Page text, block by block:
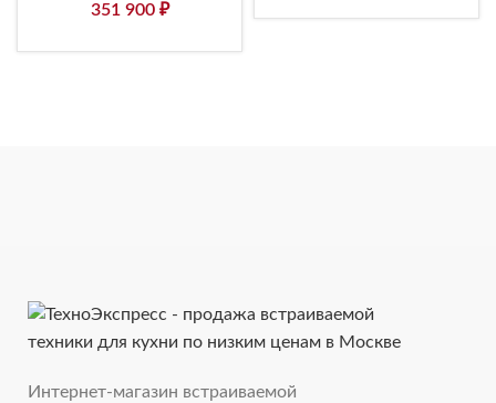
351 900 ₽
Интернет-магазин встраиваемой